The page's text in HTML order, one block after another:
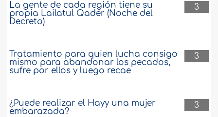
3
La gente de cada región tiene su
propia Lailatul Qader (Noche del
Decreto)
3
Tratamiento para quien lucha consigo
mismo para abandonar los pecados,
sufre por ellos y luego recae
3
¿Puede realizar el Hayy una mujer
embarazada?